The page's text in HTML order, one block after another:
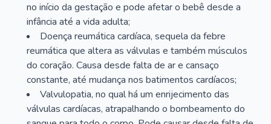
no início da gestação e pode afetar o bebê desde a
infância até a vida adulta;
Doença reumática cardíaca, sequela da febre
reumática que altera as válvulas e também músculos
do coração. Causa desde falta de ar e cansaço
constante, até mudança nos batimentos cardíacos;
Valvulopatia, no qual há um enrijecimento das
válvulas cardíacas, atrapalhando o bombeamento do